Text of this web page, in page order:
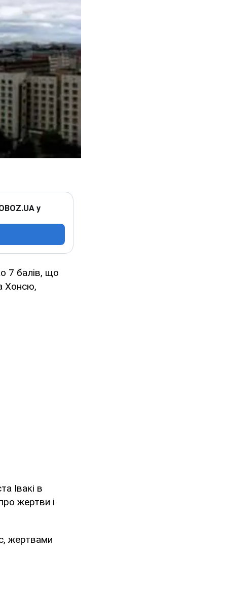
у
7 балів, що
Хонсю,
Івакі в
жертви і
жертвами